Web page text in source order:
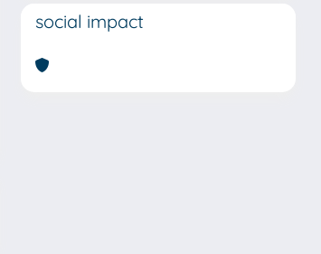
social impact